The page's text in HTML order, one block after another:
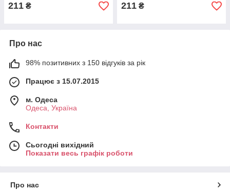
211 ₴ 211 ₴
Про нас
98% позитивних з 150 відгуків за рік
Працює з 15.07.2015
м. Одеса
Одеса, Україна
Контакти
Сьогодні вихідний
Показати весь графік роботи
Про нас